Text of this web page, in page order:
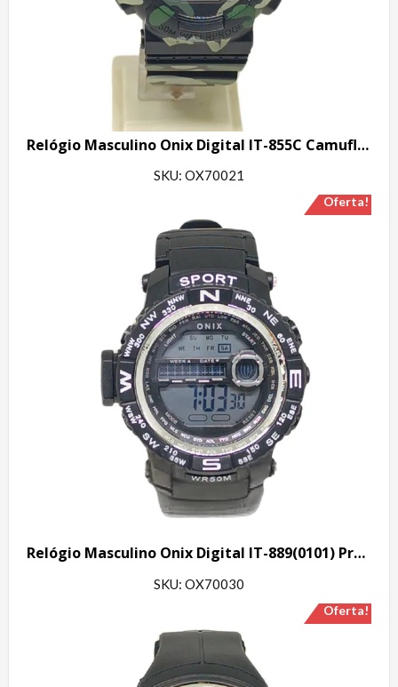
Relógio Masculino Onix Digital IT-855C Camuflado
SKU: OX70021
Oferta!
Relógio Masculino Onix Digital IT-889(0101) Preto
SKU: OX70030
Oferta!